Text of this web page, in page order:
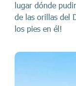
lugar dónde
de las orillas del
los pies en él!